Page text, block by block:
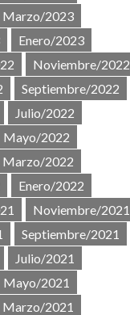
Marzo/2023
Enero/2023
Noviembre/2022
Septiembre/2022
Julio/2022
Mayo/2022
Marzo/2022
Enero/2022
Noviembre/2021
Septiembre/2021
Julio/2021
Mayo/2021
Marzo/2021